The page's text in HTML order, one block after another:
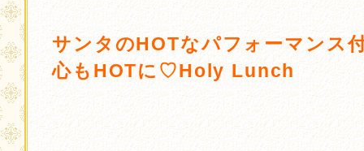
サンタのHOTなパフォーマンス
心もHOTに♡Holy Lunch
．